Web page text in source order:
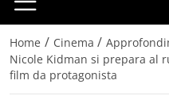
Home / Cinema /
Nicole Kidman si prepara al
film da protagonista